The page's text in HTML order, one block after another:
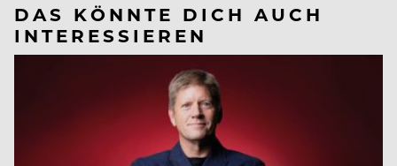
DAS KÖNNTE DICH AUCH
INTERESSIEREN